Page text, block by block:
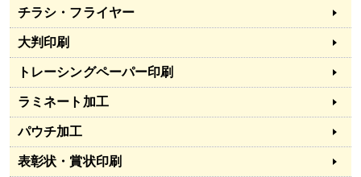
チラシ・フライヤー
大判印刷
トレーシングペーパー印刷
ラミネート加工
パウチ加工
表彰状・賞状印刷